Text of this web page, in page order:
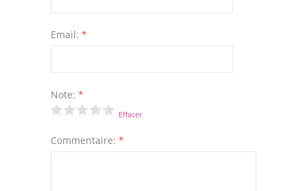
Email: *
Note: *
Effacer
Commentaire: *